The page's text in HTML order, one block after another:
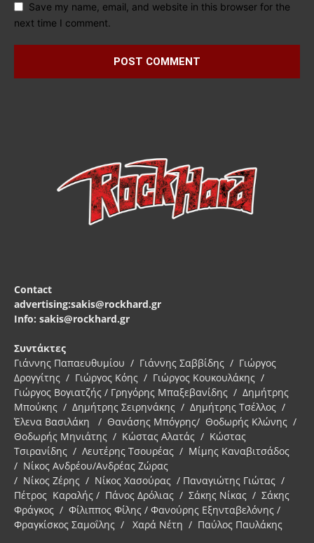
Save my name, email, and website in this browser for the
next time I comment.
Contact
advertising:sakis@rockhard.gr
Info: sakis@rockhard.gr
Συντάκτες
Γιάννης Παπαευθυμίου / Γιάννης Σαββίδης / Γιώργος
Δρογγίτης / Γιώργος Κόης / Γιώργος Κουκουλάκης /
Γιώργος Βογιατζής / Γρηγόρης Μπαξεβανίδης / Δημήτρης
Μπούκης / Δημήτρης Σειρηνάκης / Δημήτρης Τσέλλος /
Έλενα Βασιλάκη / Θανάσης Μπόγρης/ Θοδωρής Κλώνης /
Θοδωρής Μηνιάτης / Κώστας Αλατάς / Κώστας
Τσιρανίδης / Λευτέρης Τσουρέας / Μίμης Καναβιτσάδος
/ Νίκος Ανδρέου/Ανδρέας Ζώρας
/ Νίκος Ζέρης / Νίκος Χασούρας / Παναγιώτης Γιώτας /
Πέτρος Καραλής / Πάνος Δρόλιας / Σάκης Νίκας / Σάκης
Φράγκος / Φίλιππος Φίλης / Φανούρης Εξηνταβελόνης /
Φραγκίσκος Σαμοΐλης / Χαρά Νέτη / Παύλος Παυλάκης